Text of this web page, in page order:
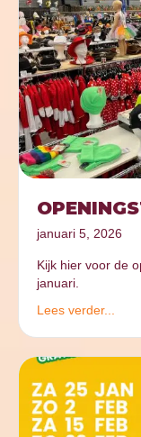
januari 5, 2026
Kijk hier voor de
januari.
Lees verder...